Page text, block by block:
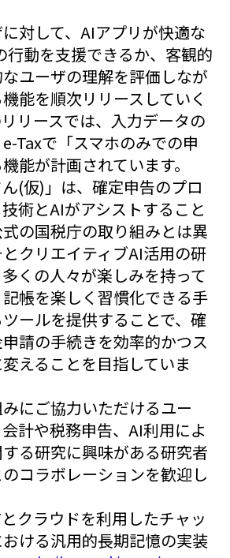
対して、AIアプリが快適な
行動を支援できるか、客観的
ユーザの理解を評価しなが
能を順次リリースしていく
リースでは、入力データの
Taxで「スマホのみでの申
能が計画されています。
ん(仮)」は、確定申告のプロ
術とAIがアシストすること
の国税庁の取り組みとは異
クリエイティブAI活用の研
くの人々が楽しみを持って
帳を楽しく習慣化できる手
ールを提供することで、確
請の手続きを効率的かつス
えることを目指していま
にご協力いただけるユー
計や税務申告、AI利用によ
る研究に興味がある研究者
コラボレーションを歓迎し
クラウドを利用したチャッ
ける汎用的長期記憶の実装